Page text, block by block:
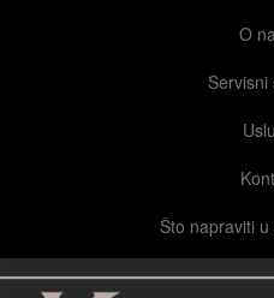
O
Servisni
Što napraviti